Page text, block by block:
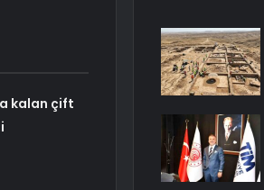
kalan çift